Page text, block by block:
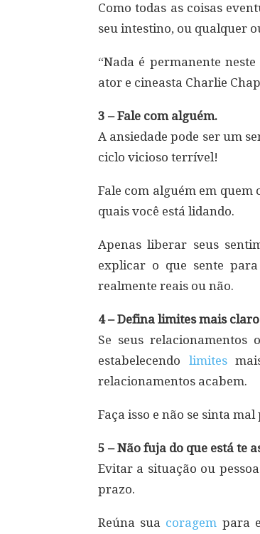
Como todas as coisas
seu intestino, ou qualquer
“Nada é permanente
ator e cineasta Charlie
3 – Fale com alguém.
A ansiedade pode ser um
ciclo vicioso terrível!
Fale com alguém em quem
quais você está lidando.
Apenas liberar seus
explicar o que sente
realmente reais ou não.
4 – Defina limites mais
Se seus relacionamentos
estabelecendo limites
relacionamentos acabem.
Faça isso e não se sinta mal
5 – Não fuja do que está te
Evitar a situação ou
prazo.
Reúna sua coragem para